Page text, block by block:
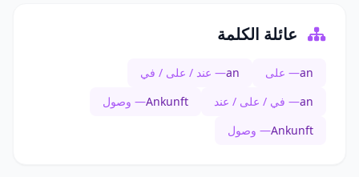
عائلة الكلمة
an— على an— عند / على / في
an— في / على / عند Ankunft— وصول
Ankunft— وصول